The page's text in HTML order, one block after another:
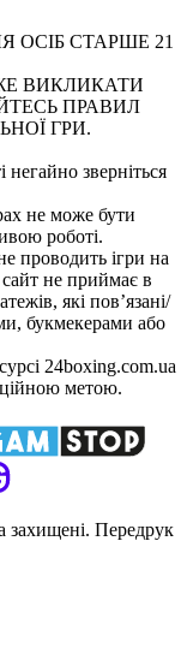
ОСІБ СТАРШЕ 21
ВИКЛИКАТИ
ПРАВИЛ
ГРИ.
зверніться
не може бути
роботі.
проводить ігри на
сайт не приймає в
які пов’язані/
букмекерами або
24boxing.com.ua
метою.
захищенi. Передрук